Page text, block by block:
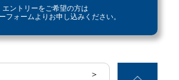
エントリーをご希望の方は
フォームよりお申し込みください。